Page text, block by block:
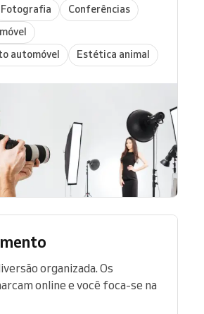
Fotografia
Conferências
automóvel
Estética animal
organizada. Os
online e você foca-se na